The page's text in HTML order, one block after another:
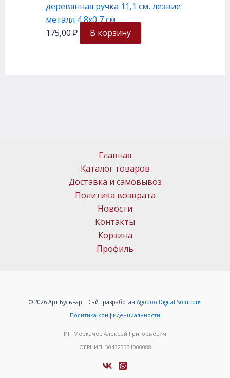
деревянная ручка 11,1 см, лезвие
металл 4,8х0,7 см
175,00 ₽ В корзину
Главная
Каталог товаров
Доставка и самовывоз
Политика возврата
Новости
Контакты
Корзина
Профиль
© 2026 Арт Бульвар | Сайт разработан Agodoo Digital Solutions
Политика конфиденциальности
ИП Меркачёв Алексей Григорьевич
ОГРНИП: 304323331000088